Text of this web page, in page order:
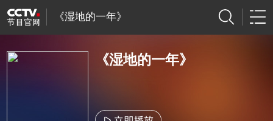
《湿地的一年》
《湿地的一年》